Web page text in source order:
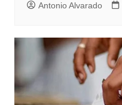
Antonio Alvarado